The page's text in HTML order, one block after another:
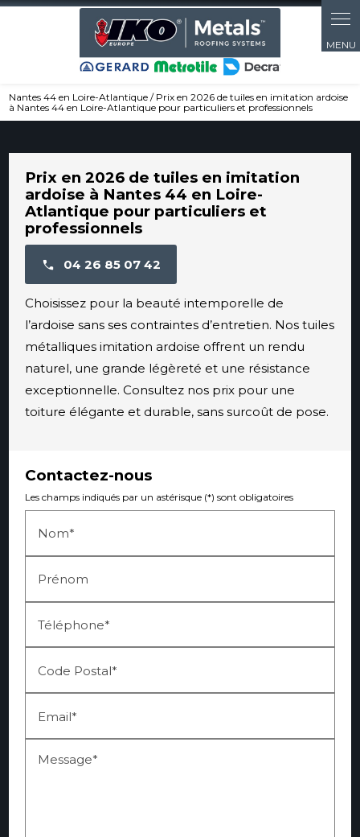
Nantes 44 en Loire-Atlantique / Prix en 2026 de tuiles en imitation ardoise
à Nantes 44 en Loire-Atlantique pour particuliers et professionnels
Prix en 2026 de tuiles en imitation
ardoise à Nantes 44 en Loire-
Atlantique pour particuliers et
professionnels
04 26 85 07 42
Choisissez pour la beauté intemporelle de
l’ardoise sans ses contraintes d’entretien. Nos tuiles
métalliques imitation ardoise offrent un rendu
naturel, une grande légèreté et une résistance
exceptionnelle. Consultez nos prix pour une
toiture élégante et durable, sans surcoût de pose.
Contactez-nous
Les champs indiqués par un astérisque (*) sont obligatoires
Nom*
Prénom
Téléphone*
Code Postal*
Email*
Message*
Panneau de gestion des cookies